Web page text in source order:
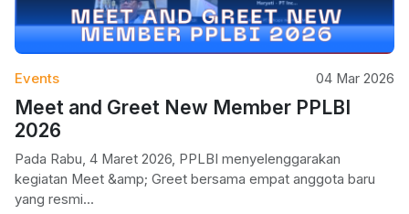
Events 04 Mar 2026
Meet and Greet New Member PPLBI
2026
Pada Rabu, 4 Maret 2026, PPLBI menyelenggarakan
kegiatan Meet &amp; Greet bersama empat anggota baru
yang resmi...